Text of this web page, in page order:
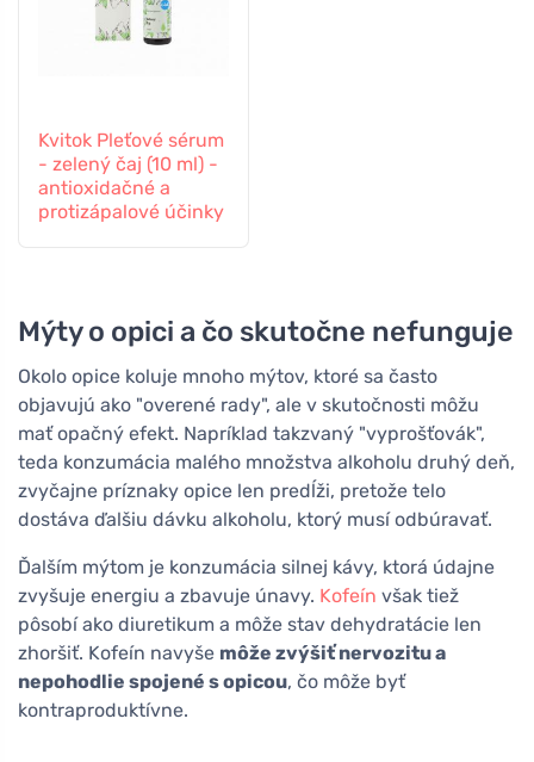
Kvitok Pleťové sérum
- zelený čaj (10 ml) -
antioxidačné a
protizápalové účinky
Mýty o opici a čo skutočne nefunguje
Okolo opice koluje mnoho mýtov, ktoré sa často
objavujú ako "overené rady", ale v skutočnosti môžu
mať opačný efekt. Napríklad takzvaný "vyprošťovák",
teda konzumácia malého množstva alkoholu druhý deň,
zvyčajne príznaky opice len predĺži, pretože telo
dostáva ďalšiu dávku alkoholu, ktorý musí odbúravať.
Ďalším mýtom je konzumácia silnej kávy, ktorá údajne
zvyšuje energiu a zbavuje únavy. Kofeín však tiež
pôsobí ako diuretikum a môže stav dehydratácie len
zhoršiť. Kofeín navyše môže zvýšiť nervozitu a
nepohodlie spojené s opicou, čo môže byť
kontraproduktívne.